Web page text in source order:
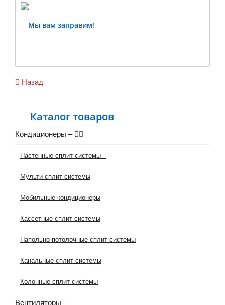
Каталог товаров
Кондиционеры –
Настенные сплит-системы –
Мульти сплит-системы
Мобильные кондиционеры
Кассетные сплит-системы
Напольно-потолочные сплит-системы
Канальные сплит-системы
Колонные сплит-системы
Вентиляторы –
Мы вам заправим!
Назад